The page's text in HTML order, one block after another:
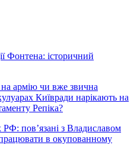
Фонтена: історичний
армію чи вже звична
Київради нарікають на
Репіка?
РФ: пов’язані з Владиславом
в окупованному